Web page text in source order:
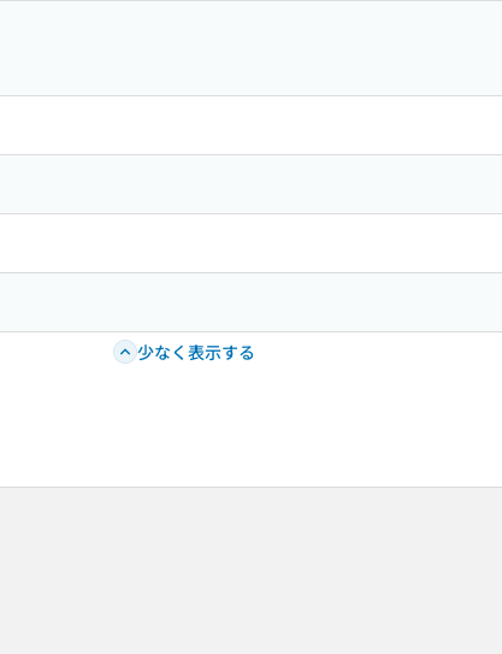
少なく表示する